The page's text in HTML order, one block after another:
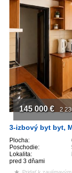
3-izbový byt byt,
Plocha:
Poschodie:
Lokalita:
pred 3 dňami
145 000 € 2